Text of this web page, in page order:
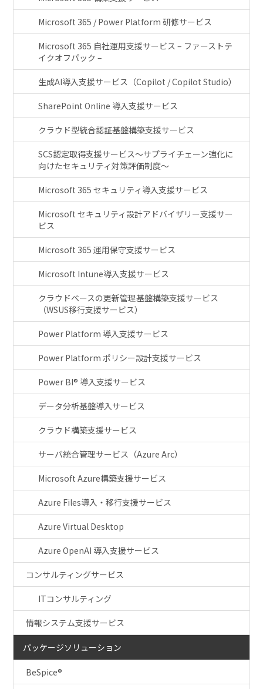
Microsoft 365 / Power Platform 研修サービス
Microsoft 365 自社運用支援サービス – ファーストテ
イクオフパック –
生成AI導入支援サービス（Copilot / Copilot Studio）
SharePoint Online 導入支援サービス
クラウド型統合認証基盤構築支援サービス
SCS認定取得支援サービス～サプライチェーン強化に
向けたセキュリティ対策評価制度～
Microsoft 365 セキュリティ導入支援サービス
Microsoft セキュリティ設計アドバイザリー支援サー
ビス
Microsoft 365 運用保守支援サービス
Microsoft Intune導入支援サービス
クラウドベースの更新管理基盤構築支援サービス
（WSUS移行支援サービス）
Power Platform 導入支援サービス
Power Platform ポリシー設計支援サービス
Power BI® 導入支援サービス
データ分析基盤導入サービス
クラウド構築支援サービス
サーバ統合管理サービス（Azure Arc）
Microsoft Azure構築支援サービス
Azure Files導入・移行支援サービス
Azure Virtual Desktop
Azure OpenAI 導入支援サービス
コンサルティングサービス
ITコンサルティング
情報システム支援サービス
パッケージソリューション
BeSpice®